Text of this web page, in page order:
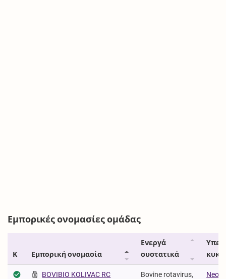
Εμπορικές ονομασίες ομάδας
Κ Εμπορική ονομασία
Ενεργά
συστατικά
BOVIBIO KOLIVAC RC
Bovine rotavirus,